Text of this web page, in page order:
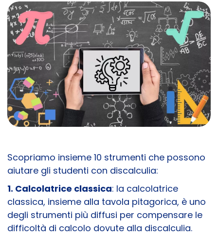
Scopriamo insieme 10 strumenti che possono
aiutare gli studenti con discalculia:
1. Calcolatrice classica: la calcolatrice
classica, insieme alla tavola pitagorica, è uno
degli strumenti più diffusi per compensare le
difficoltà di calcolo dovute alla discalculia.